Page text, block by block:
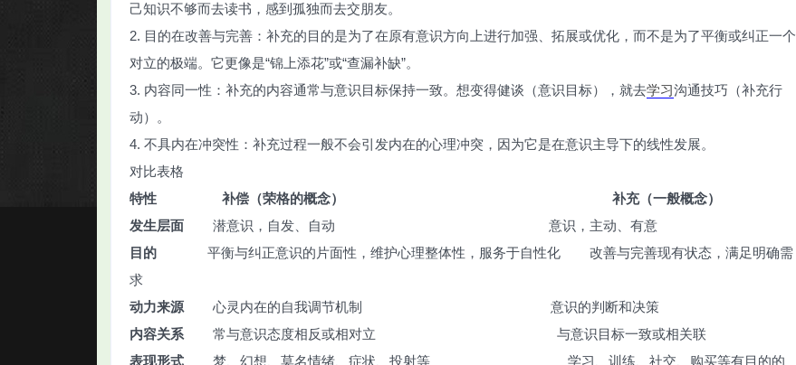
己知识不够而去读书，感到孤独而去交朋友。
2. 目的在改善与完善：补充的目的是为了在原有意识方向上进行加强、拓展或优化，而不是为了平衡或纠正一个
对立的极端。它更像是“锦上添花”或“查漏补缺”。
3. 内容同一性：补充的内容通常与意识目标保持一致。想变得健谈（意识目标），就去学习沟通技巧（补充行
动）。
4. 不具内在冲突性：补充过程一般不会引发内在的心理冲突，因为它是在意识主导下的线性发展。
对比表格
特性 补偿（荣格的概念） 补充（一般概念）
发生层面 潜意识，自发、自动 意识，主动、有意
目的
平衡与纠正意识的片面性，维护心理整体性，服务于自性化 改善与完善现有状态，满足明确需
求
动力来源 心灵内在的自我调节机制 意识的判断和决策
内容关系 常与意识态度相反或相对立 与意识目标一致或相关联
表现形式 梦、幻想、莫名情绪、症状、投射等 学习、训练、社交、购买等有目的的